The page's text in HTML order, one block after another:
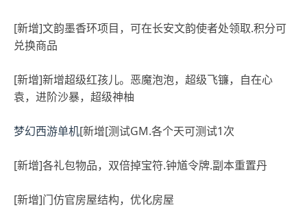
[新增]文韵墨香环项目，可在长安文韵使者处领取.积分可
兑换商品
[新增]新增超级红孩儿。恶魔泡泡，超级飞镰，自在心
袁，进阶沙暴，超级神柚
梦幻西游单机[新增[测试GM.各个天可测试1次
[新增]各礼包物品，双倍掉宝符.钟馗令牌.副本重置丹
[新增]门仿官房屋结构，优化房屋